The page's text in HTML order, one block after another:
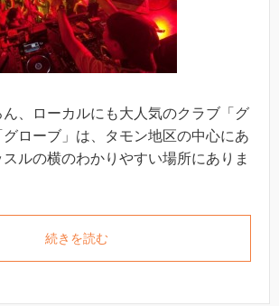
、ローカルにも大人気のクラブ「グ
グローブ」は、タモン地区の中心にあ
ルの横のわかりやすい場所にありま
続きを読む